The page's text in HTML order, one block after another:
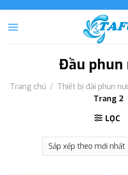
content
Đầu phun
Trang chủ / Thiết bị đài phun
Trang 2
LỌC